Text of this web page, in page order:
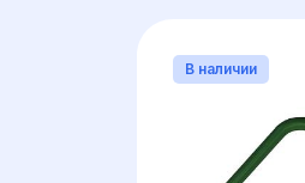
В наличии